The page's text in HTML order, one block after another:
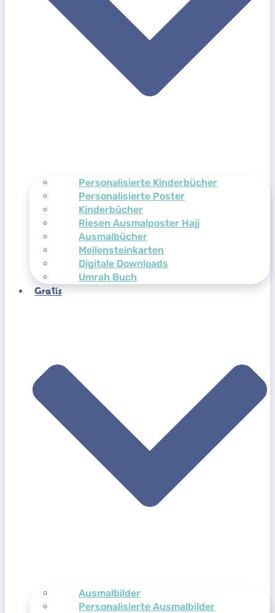
Personalisierte Kinderbücher
Personalisierte Poster
Kinderbücher
Riesen Ausmalposter Hajj
Ausmalbücher
Meilensteinkarten
Digitale Downloads
Umrah Buch
Gratis
Ausmalbilder
Personalisierte Ausmalbilder